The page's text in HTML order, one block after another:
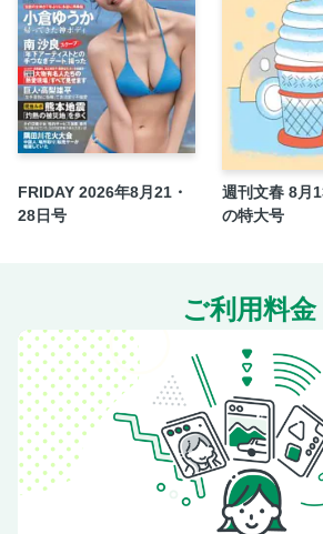
季節を重ねて 赤間四季(＃Mooove！)
【広告】猿渡 哲也『TOUGH第二章
＜グラビアインタビュー＞ 芳賀 礼（
＜グラビアインタビュー＞ 細谷さら
＜グラビアインタビュー＞ 佐々木ほ
＜グラビアインタビュー＞ 赤間四季
＜グラビアインタビュー＞ 佐野なぎ
ル）
（グラビアアイドル）
即買いガジェット
宇垣美里の人生はロックだ!!
呂布カルマのフリースタイル人生論
安齋肇の空耳だぜ！人生は
高橋ヨシキのニュー・シネマ・インフ
ガイド
山下メロの【平成レトロ】博物館
FRIDAY 2026年8月21・
28日号
週刊文春 8月
の特大号
ご利用料金